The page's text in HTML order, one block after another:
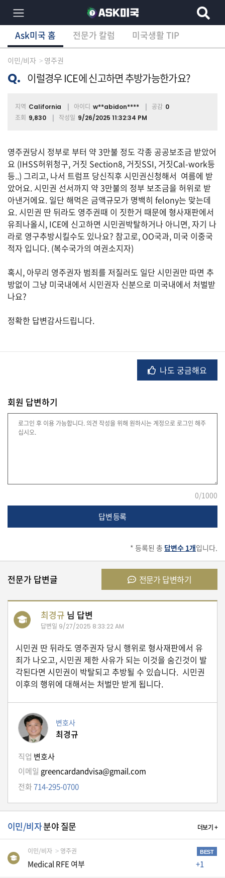
×
분
별
상
담
체
이
민/
비
자
률
택/
산
니/
행/
미/
전
문
가
칼
럼
Ask미국 홈 전문가 칼럼 미국생활 TIP
Ask미국 홈 전문가 칼럼 미국생활 TIP
이민/비자 영주권
Q. 이럴경우 ICE에 신고하면 추방가능한가요?
지역 California 아이디 w**abidon**** 공감 0
조회 9,830 작성일 9/26/2025 11:32:34 PM
영주권당시 정부로 부터 약 3만불 정도 각종 공공보조금 받았어
요 (IHSS허위청구, 거짓 Section8, 거짓SSI, 거짓Cal-work등
등..) 그리고, 나서 트럼프 당신직후 시민권신청해서 여름에 받
았어요. 시민권 선서까지 약 3만불의 정부 보조금을 허위로 받
아낸거에요. 일단 해먹은 금액규모가 명백히 felony는 맞는데
요. 시민권 딴 뒤라도 영주권때 이 짓한거 때문에 형사재판에서
유죄나올시, ICE에 신고하면 시민권박탈하거나 아니면, 자기 나
라로 영구추방시킬수도 있나요? 참고로, OO국과, 미국 이중국
적자 입니다. (복수국가의 여권소지자)
혹시, 아무리 영주권자 범죄를 저질러도 일단 시민권만 따면 추
방없이 그냥 미국내에서 시민권자 신분으로 미국내에서 처벌받
나요?
정확한 답변감사드립니다.
나도 궁금해요
회원 답변하기
0/1000
답변 등록
* 등록된 총 답변수 1개입니다.
전문가 답변글 전문가 답변하기
최경규 님 답변
답변일 9/27/2025 8:33:22 AM
시민권 딴 뒤라도 영주권자 당시 행위로 형사재판에서 유
죄가 나오고, 시민권 제한 사유가 되는 이것을 숨긴것이 발
각된다면 시민권이 박탈되고 추방될 수 있습니다. 시민권
이후의 행위에 대해서는 처벌만 받게 됩니다.
변호사
최경규
직업 변호사
이메일 greencardandvisa@gmail.com
전화714-295-0700
이민/비자분야 질문 더보기 +
이민/비자 영주권 BEST
Medical RFE 여부 +1